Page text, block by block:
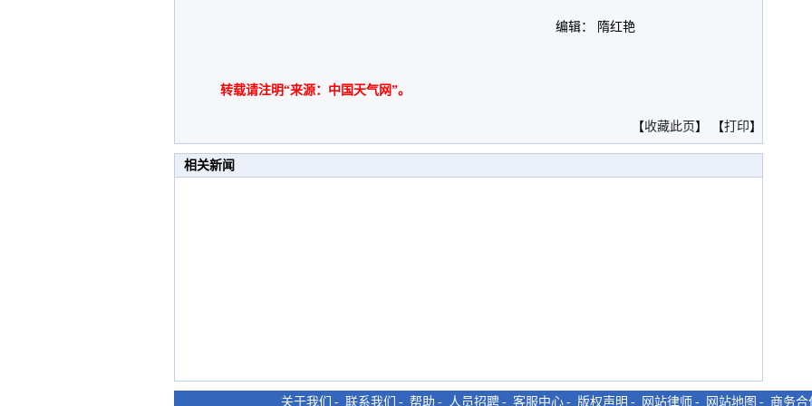
编辑： 隋红艳
转载请注明“来源：中国天气网”。
【收藏此页 】 【打印】
相关新闻
关于我们 - 联系我们 - 帮助 - 人员招聘 - 客服中心 - 版权声明 - 网站律师 - 网站地图 - 商务合